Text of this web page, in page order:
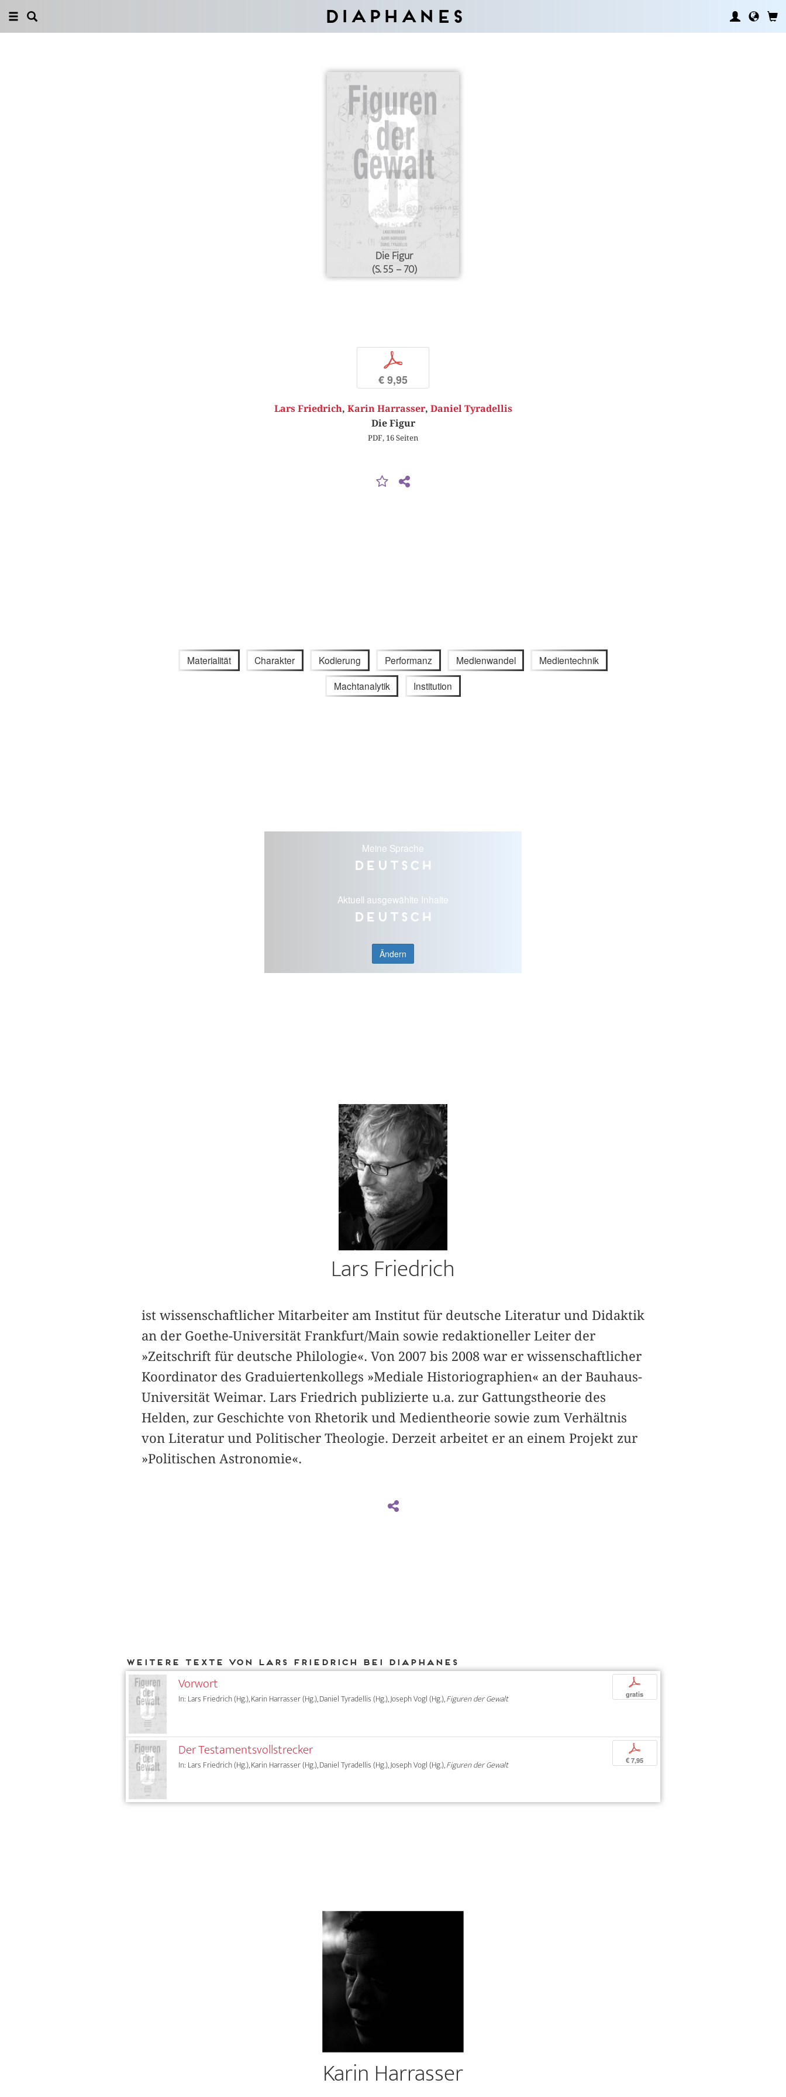
Diaphanes
Die Figur
(S. 55 – 70)
p
€ 9,95
Lars Friedrich, Karin Harrasser, Daniel Tyradellis
Die Figur
PDF, 16 Seiten
Materialität Charakter Kodierung Performanz Medienwandel Medientechnik
Machtanalytik Institution
Meine Sprache
Deutsch
Aktuell ausgewählte Inhalte
Deutsch
Ändern
Lars Friedrich
ist wissenschaftlicher Mitarbeiter am Institut für deutsche Literatur und Didaktik
an der Goethe-Universität Frankfurt/Main sowie redaktioneller Leiter der
»Zeitschrift für deutsche Philologie«. Von 2007 bis 2008 war er wissenschaftlicher
Koordinator des Graduiertenkollegs »Mediale Historiographien« an der Bauhaus-
Universität Weimar. Lars Friedrich publizierte u.a. zur Gattungstheorie des
Helden, zur Geschichte von Rhetorik und Medientheorie sowie zum Verhältnis
von Literatur und Politischer Theologie. Derzeit arbeitet er an einem Projekt zur
»Politischen Astronomie«.
Weitere Texte von Lars Friedrich bei DIAPHANES
Vorwort
In: Lars Friedrich (Hg.), Karin Harrasser (Hg.), Daniel Tyradellis (Hg.), Joseph Vogl (Hg.),Figuren der Gewalt
p
gratis
Der Testamentsvollstrecker
In: Lars Friedrich (Hg.), Karin Harrasser (Hg.), Daniel Tyradellis (Hg.), Joseph Vogl (Hg.),Figuren der Gewalt
p
€ 7,95
Karin Harrasser